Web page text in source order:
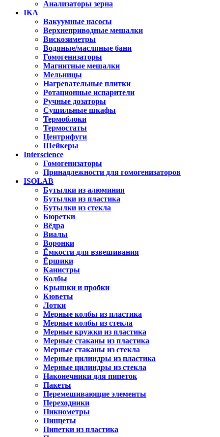
Анализаторы зерна
IKA
Вакуумные насосы
Верхнеприводные мешалки
Вискозиметры
Водяные/масляные бани
Гомогенизаторы
Магнитные мешалки
Мельницы
Нагревательные плитки
Ротационные испарители
Ручные дозаторы
Сушильные шкафы
Термоблоки
Термостаты
Центрифуги
Шейкеры
Interscience
Гомогенизаторы
Принадлежности для гомогенизаторов
ISOLAB
Бутылки из алюминия
Бутылки из пластика
Бутылки из стекла
Бюретки
Вёдра
Виалы
Воронки
Ёмкости для взвешивания
Ёршики
Канистры
Колбы
Крышки и пробки
Кюветы
Лотки
Мерные колбы из пластика
Мерные колбы из стекла
Мерные кружки из пластика
Мерные стаканы из пластика
Мерные стаканы из стекла
Мерные цилиндры из пластика
Мерные цилиндры из стекла
Наконечники для пипеток
Пакеты
Перемешивающие элементы
Переходники
Пикнометры
Пинцеты
Пипетки из пластика